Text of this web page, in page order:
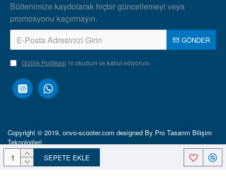
SEPETE EKLE
Bültenimize kaydolarak hiçbir güncellemeyi veya
promosyonu kaçırmayın.
GÖNDER
Gizlilik Politikası 'ni okudum ve kabul ediyorum.
Copyright © 2019, onvo-scooter.com designed By Pro Tasarım Bilişim
Teknolojileri